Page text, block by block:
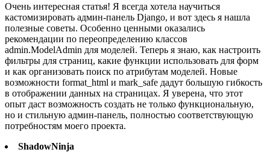
Очень интересная статья! Я всегда хотела научиться
кастомизировать админ-панель Django, и вот здесь я нашла
полезные советы. Особенно ценными оказались
рекомендации по переопределению классов
admin.ModelAdmin для моделей. Теперь я знаю, как настроить
фильтры для страниц, какие функции использовать для форм
и как организовать поиск по атрибутам моделей. Новые
возможности format_html и mark_safe дадут большую гибкость
в отображении данных на страницах. Я уверена, что этот
опыт даст возможность создать не только функциональную,
но и стильную админ-панель, полностью соответствующую
потребностям моего проекта.
ShadowNinja